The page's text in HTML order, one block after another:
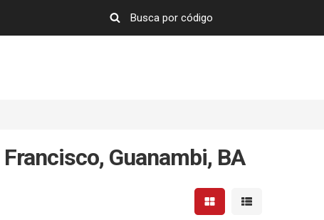
Guanambi, BA
Mostrar resultados em
Mostrar